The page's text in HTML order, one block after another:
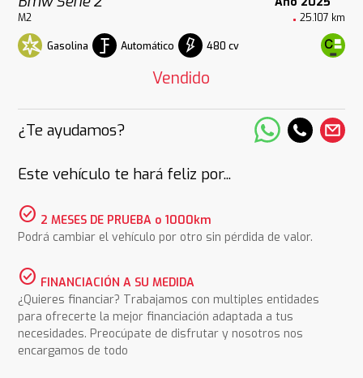
M2 25.107 km
Gasolina Automático 480 cv
Vendido
¿Te ayudamos?
Este vehículo te hará feliz por...
check_circle 2 MESES DE PRUEBA o 1000km
Podrá cambiar el vehículo por otro sin pérdida de valor.
check_circle FINANCIACIÓN A SU MEDIDA
¿Quieres financiar? Trabajamos con multiples entidades
para ofrecerte la mejor financiación adaptada a tus
necesidades. Preocúpate de disfrutar y nosotros nos
encargamos de todo